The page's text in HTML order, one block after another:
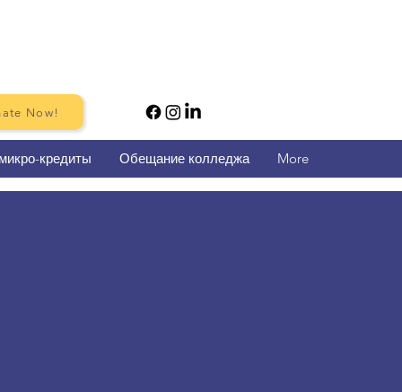
кредиты Обещание колледжа More
Now!